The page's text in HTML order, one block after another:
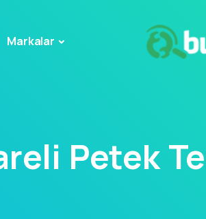
Markalar
Petek